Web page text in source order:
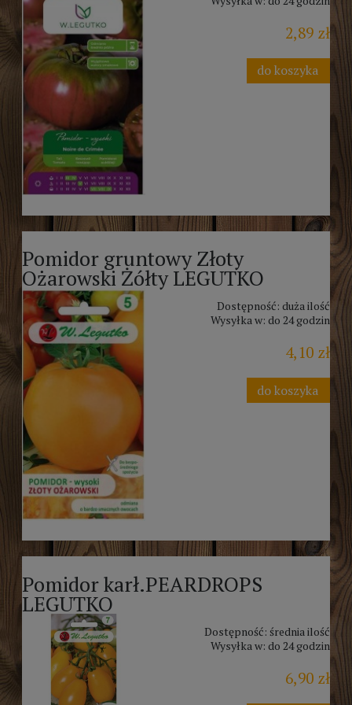
2,89 zł
do koszyka
Pomidor gruntowy Złoty
Ożarowski Żółty LEGUTKO
Dostępność: duża ilość
Wysyłka w: do 24 godzin
4,10 zł
do koszyka
Pomidor karł.PEARDROPS
LEGUTKO
Dostępność: średnia ilość
Wysyłka w: do 24 godzin
6,90 zł